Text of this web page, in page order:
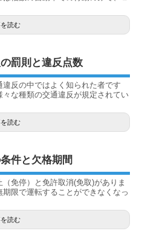
読む
罰則と違反点数
反の中ではよく知られた者です
な種類の交通違反が規定されてい
読む
件と欠格期間
免停）と免許取消(免取)がありま
限で運転することができなくなっ
読む